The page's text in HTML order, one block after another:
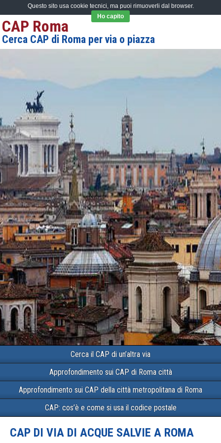
CAP Roma
Cerca CAP di Roma per via o piazza
Cerca il CAP di un’altra via
Approfondimento sui CAP di Roma città
Approfondimento sui CAP della città metropolitana di Roma
CAP: cos’è e come si usa il codice postale
CAP DI VIA DI ACQUE SALVIE A ROMA
Questo sito usa cookie tecnici, ma puoi rimuoverli dal browser.
Ho capito